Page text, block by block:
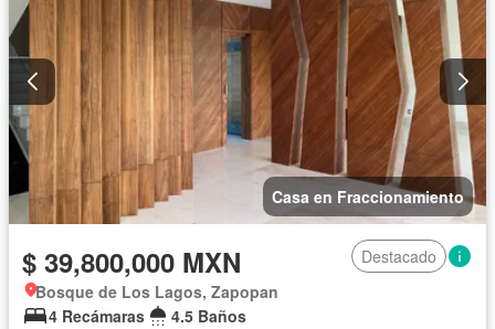
Casa en Fraccionamiento
$ 39,800,000 MXN
Destacado
Bosque de Los Lagos, Zapopan
4 Recámaras
4.5 Baños